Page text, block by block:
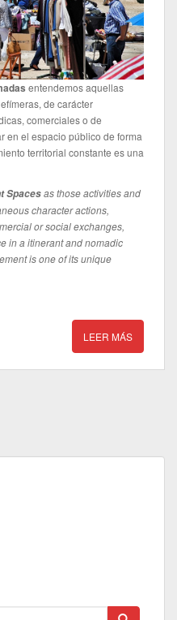
entendemos aquellas
de carácter
comerciales o de
en el espacio público de forma
territorial constante es una
Spacesasthose activitiesand
characteractions,
orsocialexchanges,
ina itinerantandnomadic
isone ofits unique
LEER MÁS